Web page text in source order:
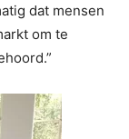
dat mensen
om te